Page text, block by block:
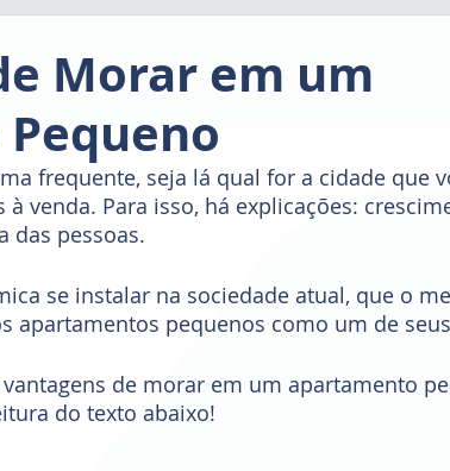
Morar em um
venda. Para isso, há explicações:
das pessoas.
se instalar na sociedade atual, que o
apartamentos pequenos como um de
de morar em um apartamento
do texto abaixo!